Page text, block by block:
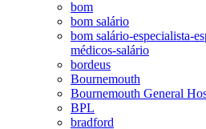
bom
bom salário
bom salário-especialista-
médicos-salário
bordeus
Bournemouth
Bournemouth General
BPL
bradford